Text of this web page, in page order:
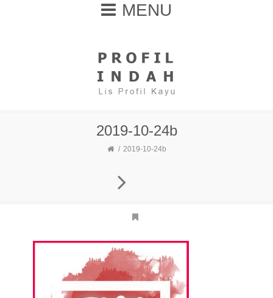
MENU
2019-10-24b
2019-10-24b